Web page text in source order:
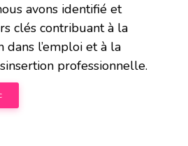
avons identifié et
clés contribuant à la
dans l’emploi et à la
professionnelle.